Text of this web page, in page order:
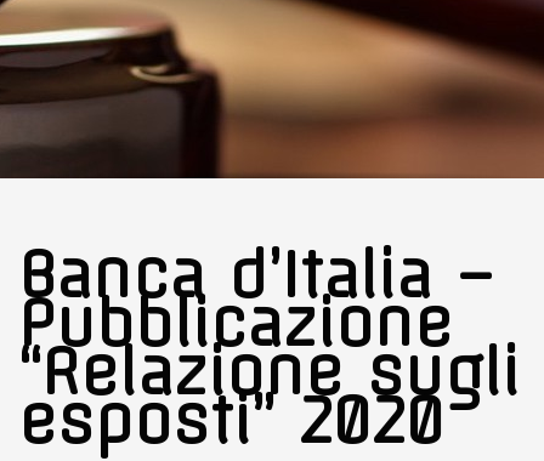
Banca d’Italia –
Pubblicazione
“Relazione sugli
esposti” 2020